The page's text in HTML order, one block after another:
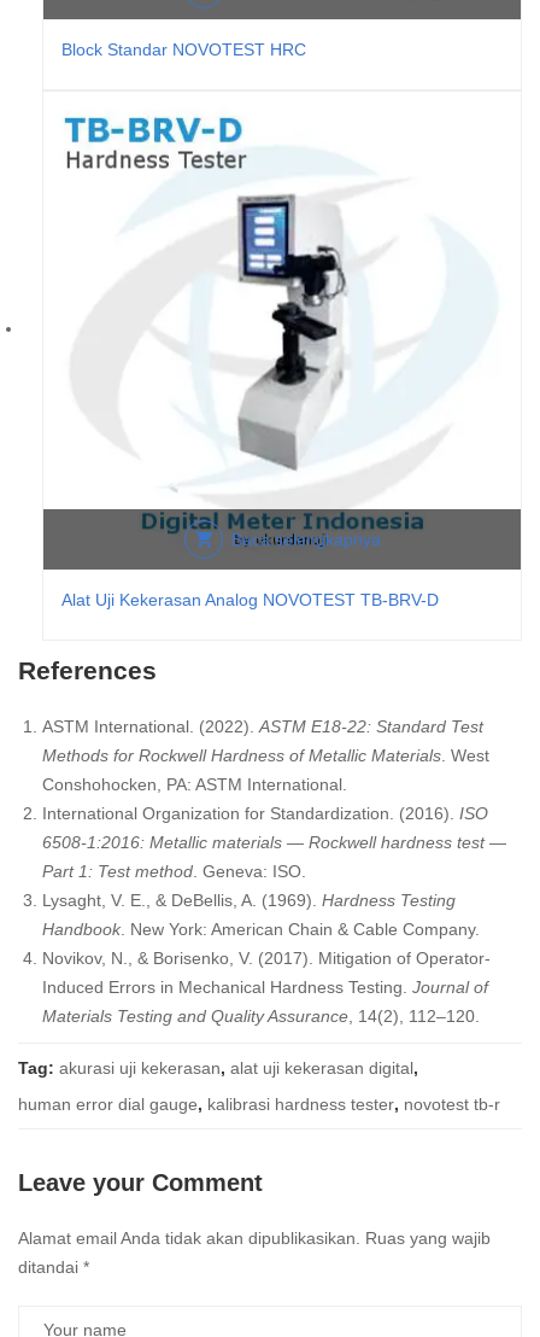
Block Standar NOVOTEST HRC
Baca selengkapnya
Alat Uji Kekerasan Analog NOVOTEST TB-BRV-D
References
ASTM International. (2022). ASTM E18-22: Standard Test
Methods for Rockwell Hardness of Metallic Materials . West
Conshohocken, PA: ASTM International.
International Organization for Standardization. (2016). ISO
6508-1:2016: Metallic materials — Rockwell hardness test —
Part 1: Test method . Geneva: ISO.
Lysaght, V. E., & DeBellis, A. (1969). Hardness Testing
Handbook . New York: American Chain & Cable Company.
Novikov, N., & Borisenko, V. (2017). Mitigation of Operator-
Induced Errors in Mechanical Hardness Testing. Journal of
Materials Testing and Quality Assurance , 14(2), 112–120.
Tag: akurasi uji kekerasan, alat uji kekerasan digital,
human error dial gauge, kalibrasi hardness tester, novotest tb-r
Leave your Comment
Alamat email Anda tidak akan dipublikasikan.
Ruas yang wajib
ditandai *